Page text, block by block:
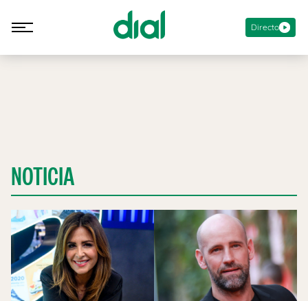
Directo
NOTICIA